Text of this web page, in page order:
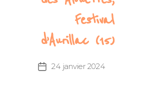
Festival
d’Aurillac (15)
Date24 janvier 2024